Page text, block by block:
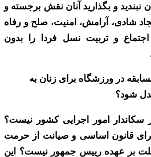
نبندید و بگذارید آنان نقش برجسته‌ و
شادی، آرامش، امنیت، صلح و رفاه
و تربیت نسل فردا را بدون
در ورزشگاه برای زنان به
شود؟
امور اجرایی کشور نیست؟
قانون اساسی و صیانت از حرمت
بر عهده رییس جمهور نیست؟ این